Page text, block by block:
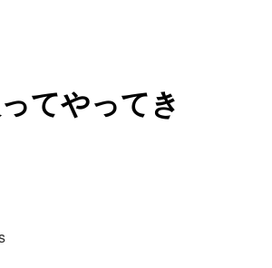
てやってき